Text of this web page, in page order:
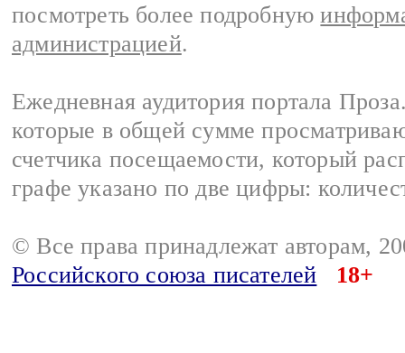
посмотреть более подробную
администрацией.
Ежедневная аудитория портала
которые в общей сумме
счетчика посещаемости, который
графе указано по две цифры:
© Все права принадлежат авторам,
Российского союза писателей
18+